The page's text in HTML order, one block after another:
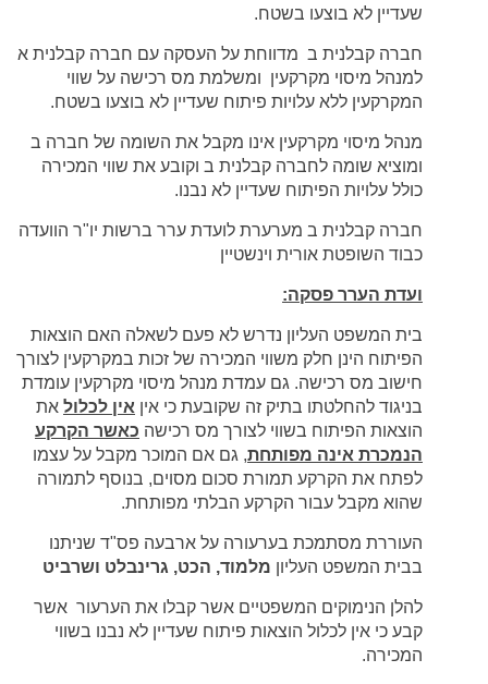
שעדיין לא בוצעו בשטח.
חברה קבלנית ב מדווחת על העסקה עם חברה קבלנית א
למנהל מיסוי מקרקעין ומשלמת מס רכישה על שווי
המקרקעין ללא עלויות פיתוח שעדיין לא בוצעו בשטח.
מנהל מיסוי מקרקעין אינו מקבל את השומה של חברה ב
ומוציא שומה לחברה קבלנית ב וקובע את שווי המכירה
כולל עלויות הפיתוח שעדיין לא נבנו.
חברה קבלנית ב מערערת לועדת ערר ברשות יו"ר הוועדה
כבוד השופטת אורית וינשטיין
ועדת הערר פסקה:
בית המשפט העליון נדרש לא פעם לשאלה האם הוצאות
הפיתוח הינן חלק משווי המכירה של זכות במקרקעין לצורך
חישוב מס רכישה. גם עמדת מנהל מיסוי מקרקעין עומדת
בניגוד להחלטתו בתיק זה שקובעת כי אין אין לכלול את
הוצאות הפיתוח בשווי לצורך מס רכישה כאשר הקרקע
הנמכרת אינה מפותחת, גם אם המוכר מקבל על עצמו
לפתח את הקרקע תמורת סכום מסוים, בנוסף לתמורה
שהוא מקבל עבור הקרקע הבלתי מפותחת.
העוררת מסתמכת בערעורה על ארבעה פס"ד שניתנו
בבית המשפט העליון מלמוד, הכט, גרינבלט ושרביט
להלן הנימוקים המשפטיים אשר קבלו את הערעור אשר
קבע כי אין לכלול הוצאות פיתוח שעדיין לא נבנו בשווי
המכירה.